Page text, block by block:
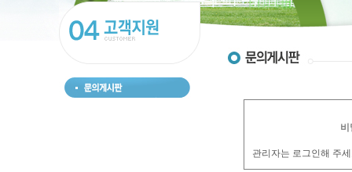
비
관리자는 로그인해 주